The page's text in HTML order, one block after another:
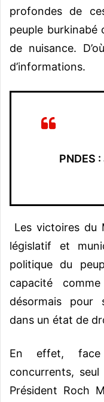
profondes de
peuple burkinabé
de nuisance.
d’informations.
PNDES
Les victoires du
législatif et
politique du
capacité
désormais pour
dans un état de
En effet,
concurrents,
Président Roch